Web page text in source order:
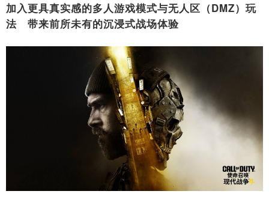
加入更具真实感的多人游戏模式与无人区（DMZ）玩
法 带来前所未有的沉浸式战场体验